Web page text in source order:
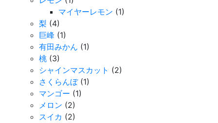
マイヤーレモン (1)
梨 (4)
巨峰 (1)
有田みかん (1)
桃 (3)
シャインマスカット (2)
さくらんぼ(1)
マンゴー (1)
メロン (2)
スイカ (2)